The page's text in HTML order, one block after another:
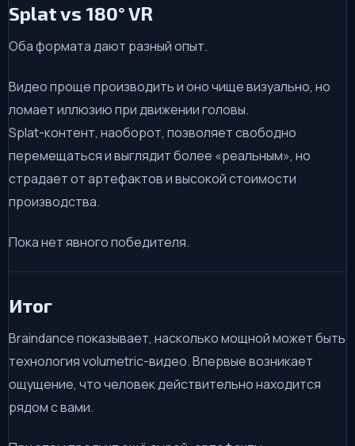
Splat vs 180° VR
Оба формата дают разный опыт.
Видео проще производить и оно чище визуально, но
ломает иллюзию при движении головы.
Splat-контент, наоборот, позволяет свободно
перемещаться и выглядит более «реальным», но
страдает от артефактов и высокой стоимости
производства.
Пока нет явного победителя.
Итог
Braindance показывает, насколько мощной может быть
технология volumetric-видео. Впервые возникает
ощущение, что человек действительно находится
рядом с вами.